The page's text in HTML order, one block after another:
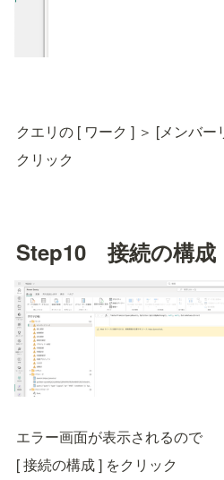
クエリの [ ワーク ] ＞ [メンバー
クリック
Step10　接続の構成
エラー画面が表示されるので
[ 接続の構成 ] をクリック